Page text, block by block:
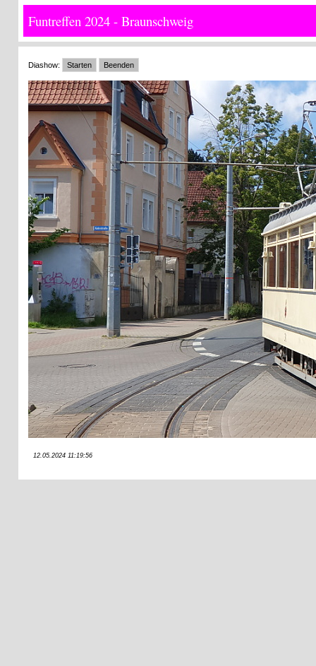
Funtreffen 2024 - Braunschweig
Diashow: Starten Beenden
12.05.2024 11:19:56